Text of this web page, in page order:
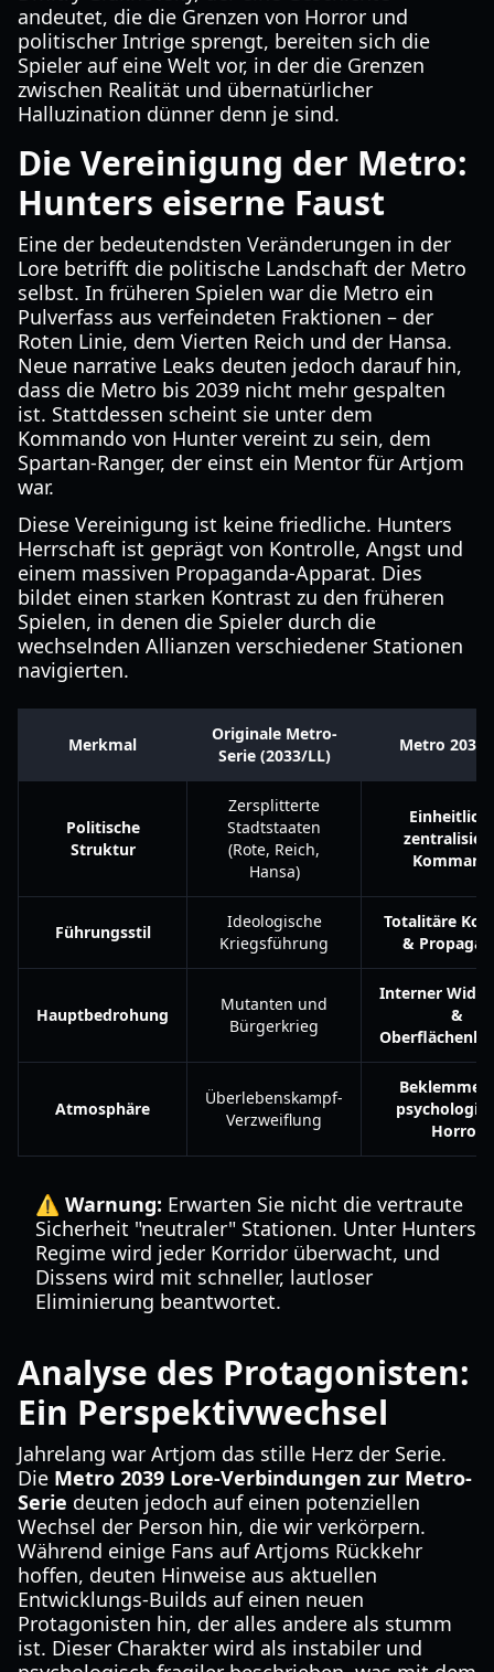
andeutet, die die Grenzen von Horror und
politischer Intrige sprengt, bereiten sich die
Spieler auf eine Welt vor, in der die Grenzen
zwischen Realität und übernatürlicher
Halluzination dünner denn je sind.
Die Vereinigung der Metro:
Hunters eiserne Faust
Eine der bedeutendsten Veränderungen in der
Lore betrifft die politische Landschaft der Metro
selbst. In früheren Spielen war die Metro ein
Pulverfass aus verfeindeten Fraktionen – der
Roten Linie, dem Vierten Reich und der Hansa.
Neue narrative Leaks deuten jedoch darauf hin,
dass die Metro bis 2039 nicht mehr gespalten
ist. Stattdessen scheint sie unter dem
Kommando von Hunter vereint zu sein, dem
Spartan-Ranger, der einst ein Mentor für Artjom
war.
Diese Vereinigung ist keine friedliche. Hunters
Herrschaft ist geprägt von Kontrolle, Angst und
einem massiven Propaganda-Apparat. Dies
bildet einen starken Kontrast zu den früheren
Spielen, in denen die Spieler durch die
wechselnden Allianzen verschiedener Stationen
navigierten.
Merkmal
Originale Metro-
Serie (2033/LL)
Metro 2039
Politische
Struktur
Zersplitterte
Stadtstaaten
(Rote, Reich,
Hansa)
Führungsstil
Ideologische
Kriegsführung
Totalitäre
&
Hauptbedrohung
Mutanten und
Bürgerkrieg
Interner
&
Atmosphäre
Überlebenskampf-
Verzweiflung
Horror
⚠️ Warnung: Erwarten Sie nicht die vertraute
Sicherheit "neutraler" Stationen. Unter Hunters
Regime wird jeder Korridor überwacht, und
Dissens wird mit schneller, lautloser
Eliminierung beantwortet.
Analyse des Protagonisten:
Ein Perspektivwechsel
Jahrelang war Artjom das stille Herz der Serie.
Die Metro 2039 Lore-Verbindungen zur Metro-
Serie deuten jedoch auf einen potenziellen
Wechsel der Person hin, die wir verkörpern.
Während einige Fans auf Artjoms Rückkehr
hoffen, deuten Hinweise aus aktuellen
Entwicklungs-Builds auf einen neuen
Protagonisten hin, der alles andere als stumm
ist. Dieser Charakter wird als instabiler und